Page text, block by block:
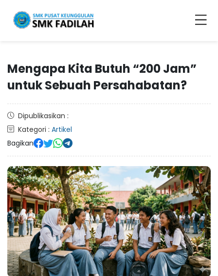
Mengapa Kita Butuh “200 Jam”
untuk Sebuah Persahabatan?
Dipublikasikan :
Kategori : Artikel
Bagikan